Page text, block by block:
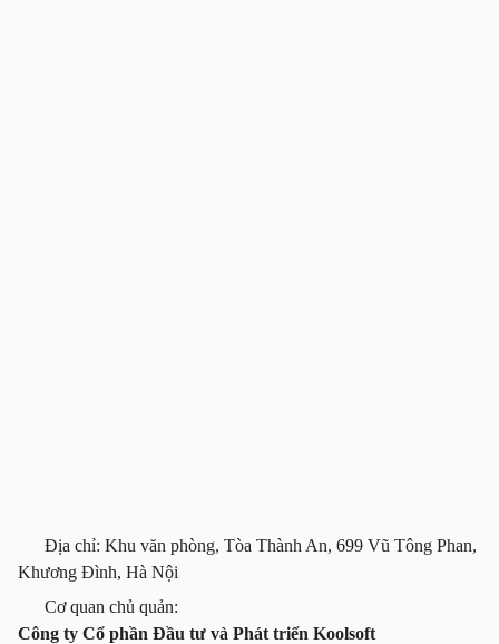
Địa chỉ: Khu văn phòng, Tòa Thành An, 699 Vũ Tông Phan,
Khương Đình, Hà Nội
Cơ quan chủ quản:
Công ty Cổ phần Đầu tư và Phát triển Koolsoft